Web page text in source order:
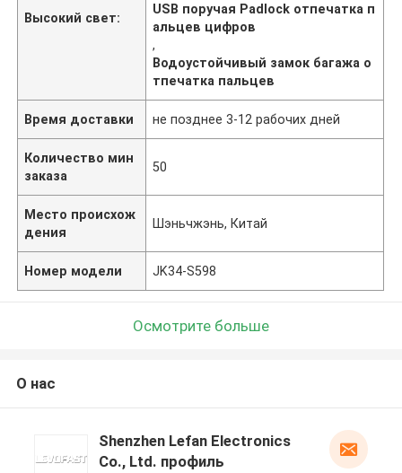
Высокий свет:
USB поручая Padlock отпечатка п
альцев цифров
,
Водоустойчивый замок багажа о
тпечатка пальцев
Время доставки не позднее 3-12 рабочих дней
Количество мин
заказа
50
Место происхож
дения
Шэньчжэнь, Китай
Номер модели JK34-S598
Осмотрите больше
О нас
Shenzhen Lefan Electronics
Co., Ltd. профиль